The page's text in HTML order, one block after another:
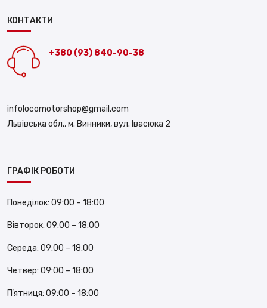
ГРАФІК РОБОТИ
Понеділок: 09:00 – 18:00
Вівторок: 09:00 – 18:00
Середа: 09:00 – 18:00
Четвер: 09:00 – 18:00
Пʼятниця: 09:00 – 18:00
КОНТАКТИ
+380 (93) 840-90-38
infolocomotorshop@gmail.com
Львівська обл., м. Винники, вул. Івасюка 2